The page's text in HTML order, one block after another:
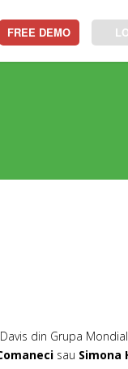
FREE DEMO
din Grupa
sau Simona